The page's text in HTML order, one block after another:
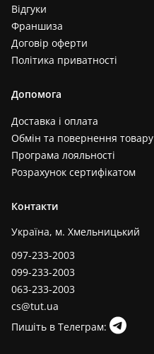
Відгуки
Франшиза
Договір оферти
Політика приватності
Допомога
Доставка і оплата
Обмін та повернення товару
Програма лояльності
Розрахунок сертифікатом
Контакти
Україна, м. Хмельницький
097-233-2003
099-233-2003
063-233-2003
cs@tut.ua
Пишіть в Телеграм: